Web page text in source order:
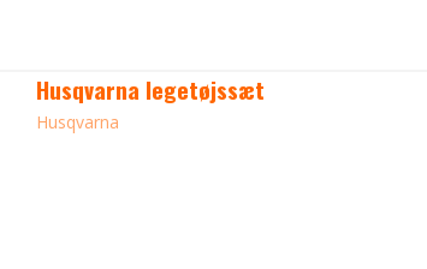
Husqvarna legetøjssæt
Husqvarna